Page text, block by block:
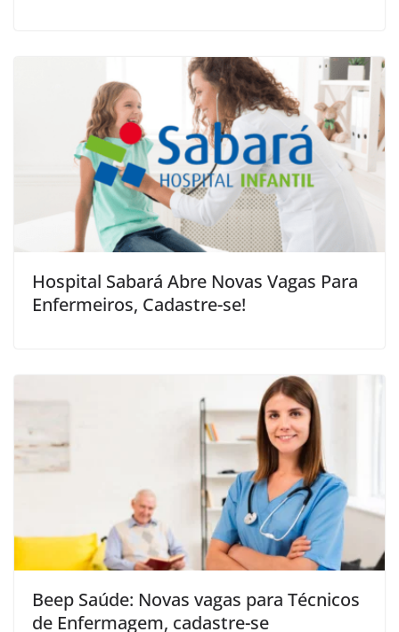
Hospital Sabará Abre Novas Vagas Para
Enfermeiros, Cadastre-se!
Beep Saúde: Novas vagas para Técnicos
de Enfermagem, cadastre-se